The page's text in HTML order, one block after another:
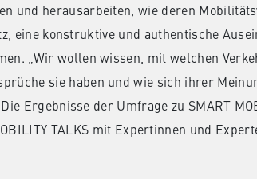
und herausarbeiten, wie deren
eine konstruktive und authentische
„Wir wollen wissen, mit welchen
sie haben und wie sich ihrer
Ergebnisse der Umfrage zu SMART
TALKS mit Expertinnen und